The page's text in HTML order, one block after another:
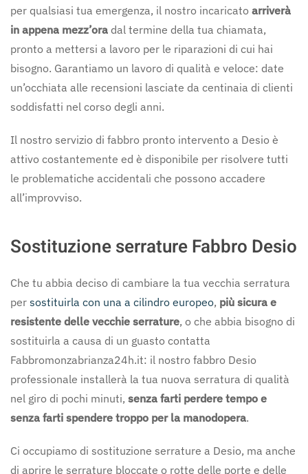
per qualsiasi tua emergenza, il nostro incaricato arriverà
in appena mezz’ora dal termine della tua chiamata,
pronto a mettersi a lavoro per le riparazioni di cui hai
bisogno. Garantiamo un lavoro di qualità e veloce: date
un’occhiata alle recensioni lasciate da centinaia di clienti
soddisfatti nel corso degli anni.
Il nostro servizio di fabbro pronto intervento a Desio è
attivo costantemente ed è disponibile per risolvere tutti
le problematiche accidentali che possono accadere
all’improvviso.
Sostituzione serrature Fabbro Desio
Che tu abbia deciso di cambiare la tua vecchia serratura
per sostituirla con una a cilindro europeo, più sicura e
resistente delle vecchie serrature, o che abbia bisogno di
sostituirla a causa di un guasto contatta
Fabbromonzabrianza24h.it: il nostro fabbro Desio
professionale installerà la tua nuova serratura di qualità
nel giro di pochi minuti, senza farti perdere tempo e
senza farti spendere troppo per la manodopera.
Ci occupiamo di sostituzione serrature a Desio, ma anche
di aprire le serrature bloccate o rotte delle porte e delle